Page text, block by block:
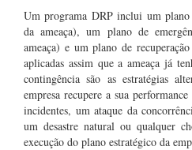
Um programa DRP inclui um
da ameaça), um plano de
ameaça) e um plano de
aplicadas assim que a ameaça já
contingência são as estratégias
empresa recupere a sua
incidentes, um ataque da
um desastre natural ou qualquer
execução do plano estratégico da